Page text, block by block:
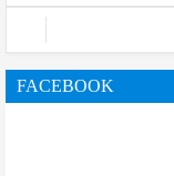
FACEBOOK